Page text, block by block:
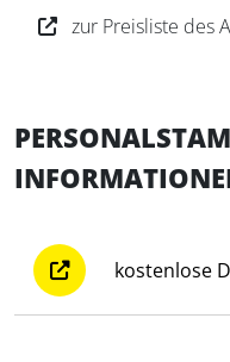
zur Preisliste des
kostenlose